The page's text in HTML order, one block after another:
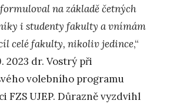
na základě četných
i studenty fakulty a vnímám
celé fakulty, nikoliv jedince,“
2023 dr. Vostrý při
volebního programu
FZS UJEP. Důrazně vyzdvihl